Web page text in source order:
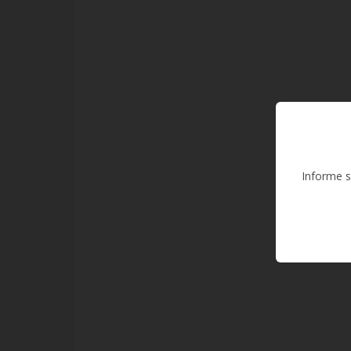
Informe